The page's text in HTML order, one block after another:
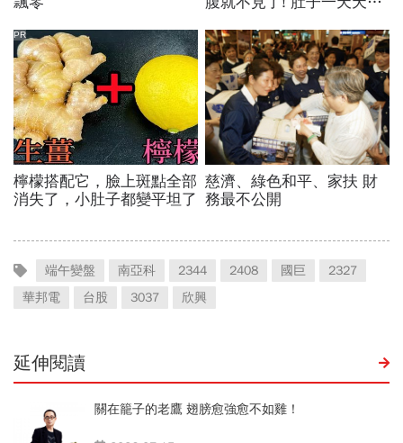
端午變盤 南亞科 2344 2408 國巨
2327
華邦電
台股 3037 欣興
延伸閱讀
關在籠子的老鷹 翅膀愈強愈不如雞！